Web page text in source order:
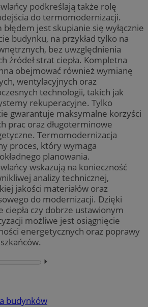
podkreślają także rolę
do termomodernizacji.
jest skupianie się wyłącznie
budynku, na przykład tylko na
bez uwzględnienia
źródeł strat ciepła. Kompletna
obejmować również wymianę
wentylacyjnych oraz
technologii, takich jak
rekuperacyjne. Tylko
gwarantuje maksymalne korzyści
prac oraz długoterminowe
Termomodernizacja
proces, który wymaga
planowania.
wskazują na konieczność
analizy technicznej,
jakości materiałów oraz
do modernizacji. Dzięki
czy dobrze ustawionym
możliwe jest osiągnięcie
energetycznych oraz poprawy
⏵︎
budynków